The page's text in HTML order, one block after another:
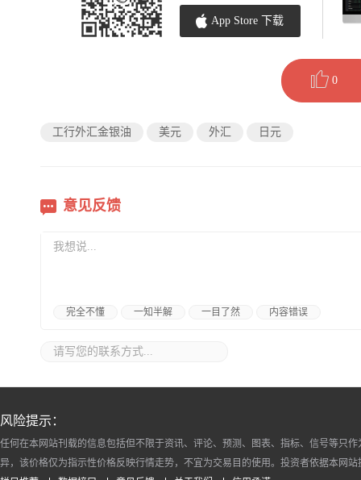
App Store 下载
0
工行外汇金银油 美元 外汇 日元
意见反馈
完全不懂 一知半解 一目了然 内容错误
风险提示：
任何在本网站刊载的信息包括但不限于资讯、评论、预测、图表、指标、信号等只
异，该价格仅为指示性价格反映行情走势，不宜为交易目的使用。投资者依据本网